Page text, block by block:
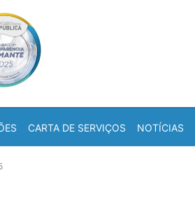
CARTA DE SERVIÇOS NOTÍCIAS